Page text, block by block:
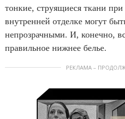
тонкие, струящиеся ткани
внутренней отделке могут
непрозрачными. И, конечно,
правильное нижнее белье.
РЕКЛАМА –